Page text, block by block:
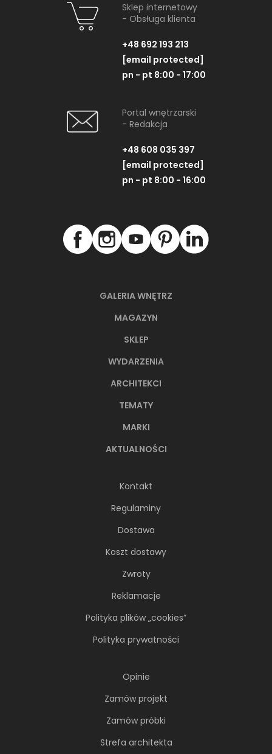
GALERIA WNĘTRZ
MAGAZYN
SKLEP
WYDARZENIA
ARCHITEKCI
TEMATY
MARKI
AKTUALNOŚCI
Kontakt
Regulaminy
Dostawa
Koszt dostawy
Zwroty
Reklamacje
Polityka plików „cookies”
Polityka prywatności
Opinie
Zamów projekt
Zamów próbki
Strefa architekta
Sklep internetowy
- Obsługa klienta
+48 692 193 213
[email protected]
pn - pt 8:00 - 17:00
Portal wnętrzarski
- Redakcja
+48 608 035 397
[email protected]
pn - pt 8:00 - 16:00